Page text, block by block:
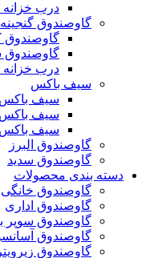
درب خزانه
گاوصندوق گنجینه
گاوصندوق
گاوصندوق
درب خزانه
سیف باکس
سیف باکس
سیف باکس
سیف
گاوصندوق البرز
گاوصندوق سدید
دسته بندی محصولات
گاوصندوق خانگی
گاوصندوق اداری
گاوصندوق سوپر
گاوصندوق
گاوصندوق